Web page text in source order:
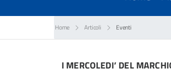
Home Articoli Eventi
I MERCOLEDI’ DEL